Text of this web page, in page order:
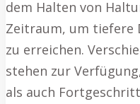
dem Halten von
Zeitraum, um tiefere
zu erreichen.
stehen zur
als auch